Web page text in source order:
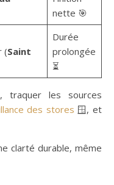
nette 🎯
(Saint
Durée
prolongée
⏳
traquer les sources
des stores 🪟, et
clarté durable, même